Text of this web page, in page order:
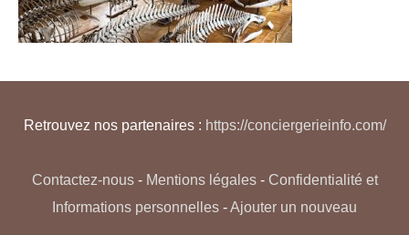
Retrouvez nos partenaires : https://conciergerieinfo.com/
Contactez-nous- Mentions légales- Confidentialité et
Informations personnelles -Ajouter un nouveau